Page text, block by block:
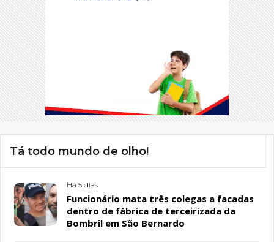
Tá todo mundo de olho!
Há 5 dias
Funcionário mata três colegas a facadas
dentro de fábrica de terceirizada da
Bombril em São Bernardo